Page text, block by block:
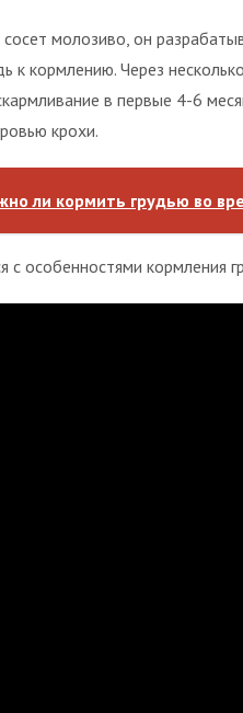
молозиво, он
к кормлению. Через
в первые 4-6
крохи.
ли кормить грудью во
с особенностями